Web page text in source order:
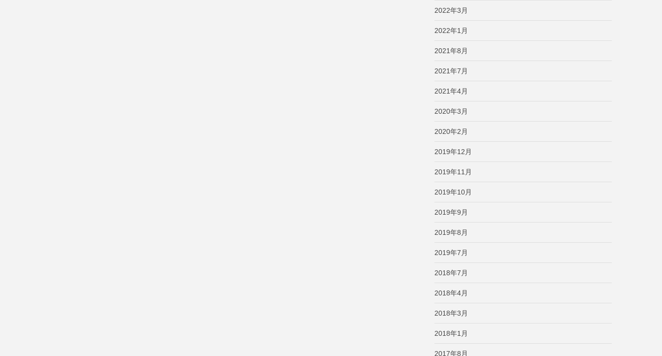
2022年3月
2022年1月
2021年8月
2021年7月
2021年4月
2020年3月
2020年2月
2019年12月
2019年11月
2019年10月
2019年9月
2019年8月
2019年7月
2018年7月
2018年4月
2018年3月
2018年1月
2017年8月